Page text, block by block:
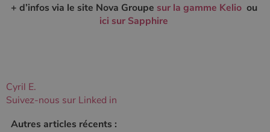
+ d’infos via le site Nova Groupe sur la gamme Kelioou
ici sur Sapphire
Cyril E.
Suivez-nous sur Linked in
Autres articles récents :